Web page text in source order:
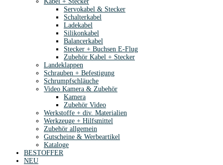
Servokabel & Stecker
Schalterkabel
Ladekabel
Silikonkabel
Balancerkabel
Stecker + Buchsen E-Flug
Zubehör Kabel + Stecker
Landeklappen
Schrauben + Befestigung
Schrumpfschläuche
Video Kamera & Zubehör
Kamera
Zubehör Video
Werkstoffe + div. Materialien
Werkzeuge + Hilfsmittel
Zubehör allgemein
Gutscheine & Werbeartikel
Kataloge
BESTOFFER
NEU